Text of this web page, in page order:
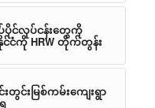
ပိုင်လုပ်ငန်းတွေကို
ငံကို HRW တိုက်တွန်း
းတွင်းမြစ်ကမ်းကျေးရွာ